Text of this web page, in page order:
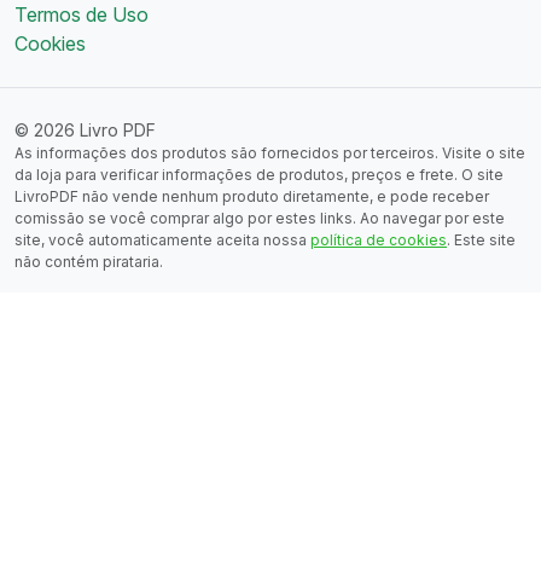
Termos de Uso
Cookies
© 2026 Livro PDF
As informações dos produtos são fornecidos por terceiros. Visite o site
da loja para verificar informações de produtos, preços e frete. O site
LivroPDF não vende nenhum produto diretamente, e pode receber
comissão se você comprar algo por estes links. Ao navegar por este
site, você automaticamente aceita nossa política de cookies. Este site
não contém pirataria.